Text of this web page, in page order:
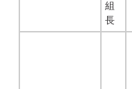
組
長